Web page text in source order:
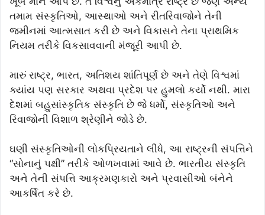
તમામ સંસ્કૃતિઓ, આસ્થાઓ અને રીતરિવાજોને તેની
જમીનમાં આત્મસાત કરી છે અને વિકાસને તેના પ્રાથમિક
નિયમ તરીકે વિકસાવવાની મંજૂરી આપી છે.
મારું રાષ્ટ્ર, ભારત, અતિશય શાંતિપૂર્ણ છે અને તેણે વિશ્વમાં
ક્યાંય પણ સરકાર અથવા પ્રદેશ પર હુમલો કર્યો નથી. મારા
દેશમાં બહુસાંસ્કૃતિક સંસ્કૃતિ છે જે ધર્મો, સંસ્કૃતિઓ અને
રિવાજોની વિશાળ શ્રેણીને જોડે છે.
ઘણી સંસ્કૃતિઓની લોકપ્રિયતાને લીધે, આ રાષ્ટ્રની સંપત્તિને
“સોનાનું પક્ષી” તરીકે ઓળખવામાં આવે છે. ભારતીય સંસ્કૃતિ
અને તેની સંપત્તિ આક્રમણકારો અને પ્રવાસીઓ બંનેને
આકર્ષિત કરે છે.